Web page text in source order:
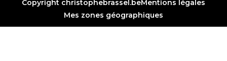
Copyright christophebrassel.beMentions légales
Mes zones géographiques